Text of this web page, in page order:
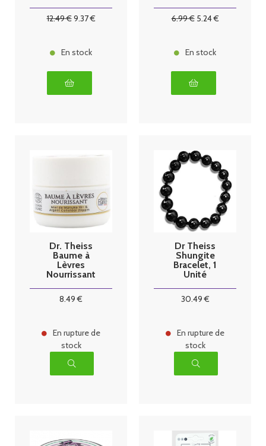
12.49€9.37€
En stock
6.99€ 5.24€
En stock
Dr. Theiss
Baume à
Lèvres
Nourrissant
8.49 €
En rupture de
stock
Dr Theiss
Shungite
Bracelet, 1
Unité
30.49€
En rupture de
stock